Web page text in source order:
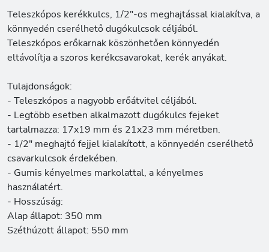
Teleszkópos kerékkulcs, 1/2"-os meghajtással kialakítva, a
könnyedén cserélhető dugókulcsok céljából.
Teleszkópos erőkarnak köszönhetően könnyedén
eltávolítja a szoros kerékcsavarokat, kerék anyákat.
Tulajdonságok:
- Teleszkópos a nagyobb erőátvitel céljából.
- Legtöbb esetben alkalmazott dugókulcs fejeket
tartalmazza: 17x19 mm és 21x23 mm méretben.
- 1/2" meghajtó fejjel kialakított, a könnyedén cserélhető
csavarkulcsok érdekében.
- Gumis kényelmes markolattal, a kényelmes
használatért.
- Hosszúság:
Alap állapot: 350 mm
Széthúzott állapot: 550 mm